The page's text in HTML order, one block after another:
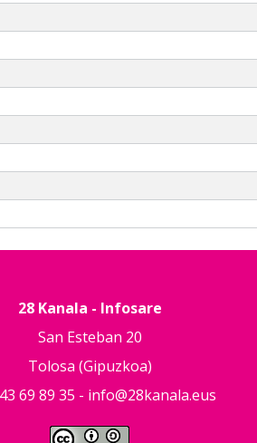
28 Kanala - Infosare
San Esteban 20
Tolosa (Gipuzkoa)
69 89 35 - info@28kanala.eus